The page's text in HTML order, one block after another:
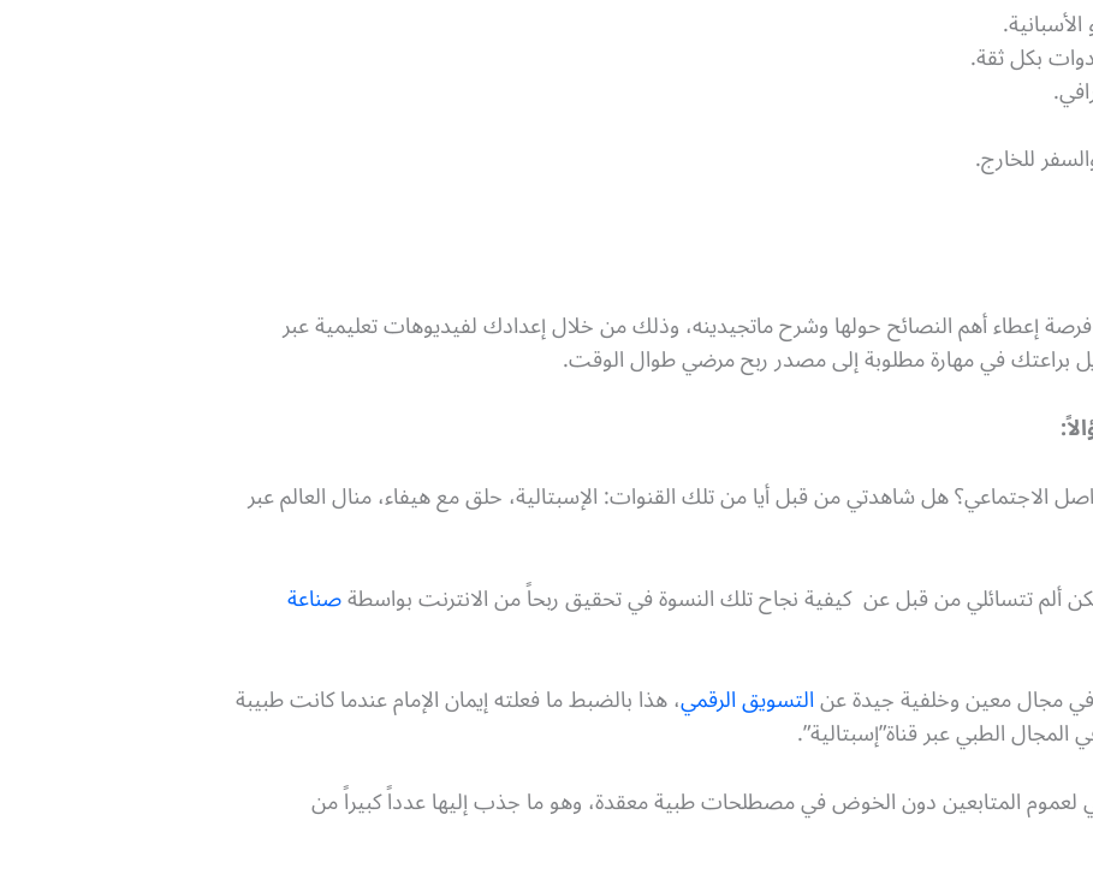
الأسبانية.
بكل ثقة.
للخارج.
إعطاء أهم النصائح حولها وشرح ماتجيدينه، وذلك من خلال إعدادك لفيديوهات تعليمية عبر
براعتك في مهارة مطلوبة إلى مصدر ربح مرضي طوال الوقت.
الاجتماعي؟ هل شاهدتي من قبل أيا من تلك القنوات: الإسبتالية، حلق مع هيفاء، منال العالم عبر
ألم تتسائلي من قبل عن كيفية نجاح تلك النسوة في تحقيق ربحاً من الانترنت بواسطةصناعة
مجال معين وخلفية جيدة عنالتسويق الرقمي، هذا بالضبط ما فعلته إيمان الإمام عندما كانت طبيبة
المجال الطبي عبر قناة”إسبتالية”.
المتابعين دون الخوض في مصطلحات طبية معقدة، وهو ما جذب إليها عدداً كبيراً من